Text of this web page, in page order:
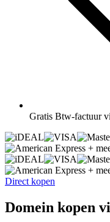
Gratis Btw-factuur
+
+
Direct kopen
Domein kopen